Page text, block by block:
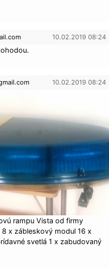
10.02.2019 08:24
10.02.2019 08:24
rampu Vista od firmy
8 x zábleskový modul 16 x
svetlá 1 x zabudovaný